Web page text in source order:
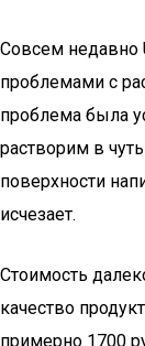
Совсем недавно
проблемами с
проблема была
растворим в
поверхности
исчезает.
Стоимость
качество
примерно 1700